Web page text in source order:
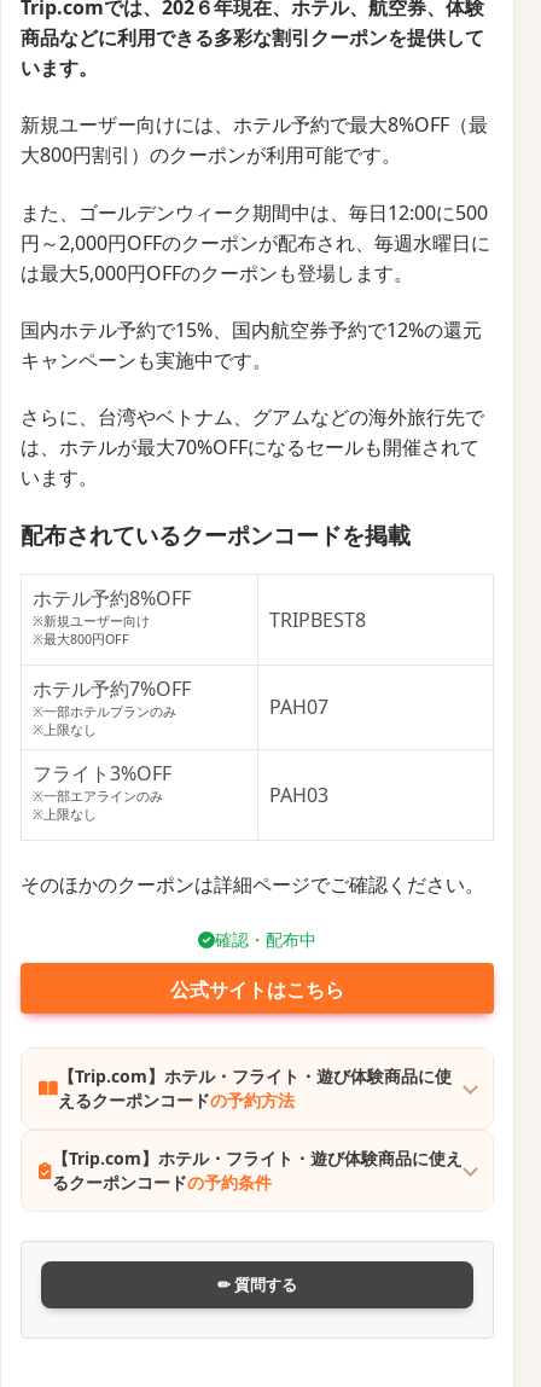
【Trip.com】学生用航空券の特別価格で
サービス名
Trip.com
終了時期
未定
割引内容
Trip.comは、学生向けに特別に設定された航空券の販
売を開始しました。
大学・大学院・専門学校など在籍中の学生が対象で、
有効な学生証または国際学生証（ISIC）の提示によ
り、最大30％オフの割引運賃が適用されます。
さらに、航空会社によっては長期利用可能な運賃、変
更・キャンセル無料、無料手荷物の追加などの学生特
典が付帯されています。
日本発便ではカタール航空やエティハド航空が対象に
含まれ、Trip.comの検索結果で「学生専用運賃」の絞
り込み表示が可能です。
キャンペーンは定期的に更新され、週単位で利用でき
る割引率や対象路線が変動するため、各週チェックす
ることで複数の掘り出し運賃にアクセスできます。
確認・配布中